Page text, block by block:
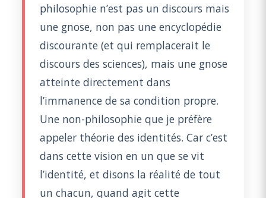
philosophie n’est pas un discours mais
une gnose, non pas une encyclopédie
discourante (et qui remplacerait le
discours des sciences), mais une gnose
atteinte directement dans
l’immanence de sa condition propre.
Une non-philosophie que je préfère
appeler théorie des identités. Car c’est
dans cette vision en un que se vit
l’identité, et disons la réalité de tout
un chacun, quand agit cette